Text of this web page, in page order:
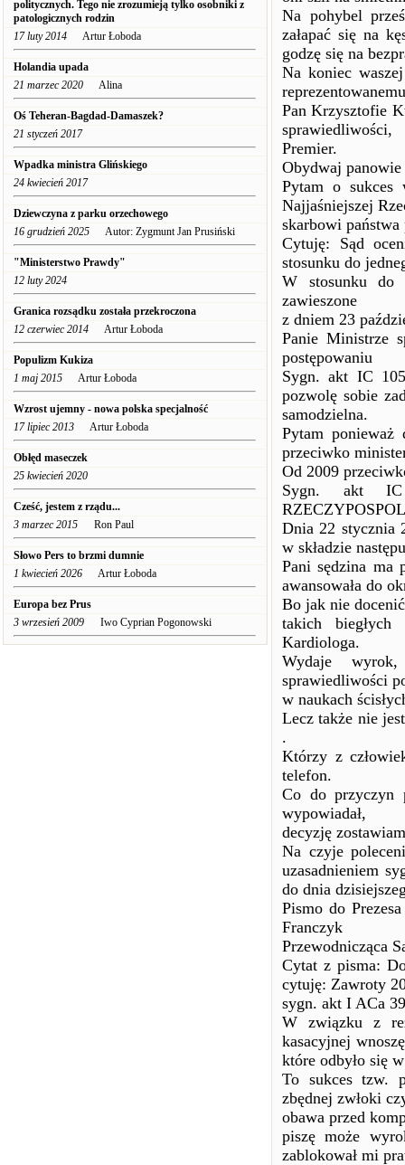
politycznych. Tego nie zrozumieją tylko osobniki z
patologicznych rodzin
17 luty 2014 Artur Łoboda
Holandia upada
21 marzec 2020 Alina
Oś Teheran-Bagdad-Damaszek?
21 styczeń 2017
Wpadka ministra Glińskiego
24 kwiecień 2017
Dziewczyna z parku orzechowego
16 grudzień 2025 Autor: Zygmunt Jan Prusiński
"Ministerstwo Prawdy"
12 luty 2024
Granica rozsądku została przekroczona
12 czerwiec 2014 Artur Łoboda
Populizm Kukiza
1 maj 2015 Artur Łoboda
Wzrost ujemny - nowa polska specjalność
17 lipiec 2013 Artur Łoboda
Obłęd maseczek
25 kwiecień 2020
Cześć, jestem z rządu...
3 marzec 2015 Ron Paul
Słowo Pers to brzmi dumnie
1 kwiecień 2026 Artur Łoboda
Europa bez Prus
3 wrzesień 2009 Iwo Cyprian Pogonowski
Na pohybel
załapać się na
godzę się na
Na koniec
Pan Krzysztofie
Premier.
Obydwaj
Pytam o sukces
Najjaśniejszej
skarbowi
Cytuję: Sąd
stosunku do
W stosunku do
zawieszone
z dniem 23
Panie Ministrze
postępowaniu
Sygn. akt IC
pozwolę sobie
samodzielna.
Pytam ponieważ
przeciwko
Od 2009
Sygn. akt IC
Dnia 22 stycznia
w składzie
Pani sędzina ma
awansowała do
Bo jak nie
takich biegłych
Kardiologa.
Wydaje
sprawiedliwości
w naukach
Lecz także nie
.
Którzy z
telefon.
Co do przyczyn
wypowiadał,
decyzję
Na czyje
uzasadnieniem
do dnia
Pismo do
Franczyk
Przewodnicząca
Cytat z pisma:
cytuję: Zawroty
sygn. akt I ACa
W związku z
kasacyjnej
które odbyło się
To sukces tzw.
zbędnej zwłoki
obawa przed
piszę może
zablokował mi